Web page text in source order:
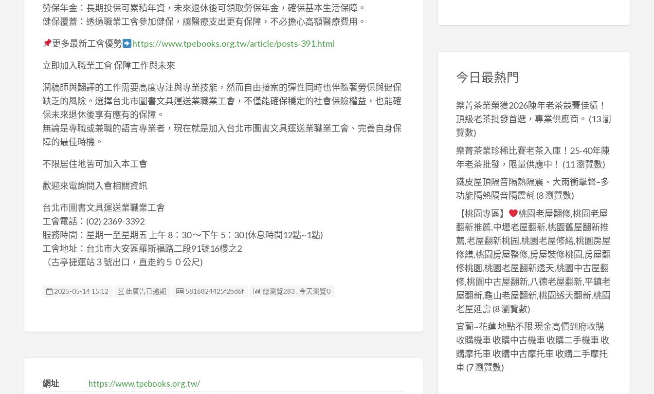
勞保年金：長期投保可累積年資，未來退休後可領取勞保年金，確保基本生活保障。
健保覆蓋：透過職業工會參加健保，讓醫療支出更有保障，不必擔心高額醫療費用。
更多最新工會優勢 https://www.tpebooks.org.tw/article/posts-391.html
立即加入職業工會 保障工作與未來
潤稿師與翻譯的工作需要高度專注與專業技能，然而自由接案的彈性同時也伴隨著勞保與健保
缺乏的風險。選擇台北市圖書文具運送業職業工會，不僅能確保穩定的社會保險權益，也能確
保未來退休後享有應有的保障。
無論是專職或兼職的語言專業者，現在就是加入台北市圖書文具運送業職業工會、完善自身保
障的最佳時機。
不限居住地皆可加入本工會
歡迎來電詢問入會相關資訊
台北市圖書文具運送業職業工會
工會電話：(02) 2369-3392
服務時間：星期一至星期五 上午 8：30 ～下午 5：30 (休息時間12點~1點)
工會地址：台北市大安區羅斯福路二段91號16樓之2
（古亭捷運站３號出口，直走約５０公尺)
2025-05-14 15:12 此廣告已逾期 廣告编號
5816824425f2bd6f 總瀏覽283 , 今天瀏覽0
網址
https://www.tpebooks.org.tw/
今日最熱門
樂菁茶業榮獲2026陳年老茶競賽佳績！
頂級老茶批發首選，專業供應商。 (13 瀏
覽數)
樂菁茶業珍稀比賽老茶入庫！25-40年陳
年老茶批發，限量供應中！ (11 瀏覽數)
鐵皮屋頂隔音隔熱隔震、大雨衝擊聲–多
功能隔熱隔音隔震氈(8 瀏覽數)
【桃園專區】
桃園老屋翻修,桃園老屋
翻新推薦,中壢老屋翻新,桃園舊屋翻新推
薦,老屋翻新桃园,桃園老屋修繕,桃園房屋
修繕,桃園房屋整修,房屋裝修桃園,房屋翻
修桃園,桃園老屋翻新透天,桃園中古屋翻
修,桃園中古屋翻新,八德老屋翻新,平鎮老
屋翻新,龜山老屋翻新,桃園透天翻新,桃園
老屋延壽(8 瀏覽數)
宜蘭~花蓮 地點不限 現金高價到府收購
收購機車 收購中古機車 收購二手機車 收
購摩托車 收購中古摩托車 收購二手摩托
車(7 瀏覽數)